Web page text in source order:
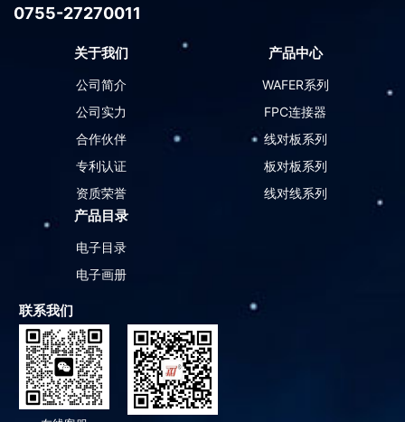
0755-27270011
关于我们
公司简介
公司实力
合作伙伴
专利认证
资质荣誉
产品中心
WAFER系列
FPC连接器
线对板系列
板对板系列
线对线系列
产品目录
电子目录
电子画册
联系我们